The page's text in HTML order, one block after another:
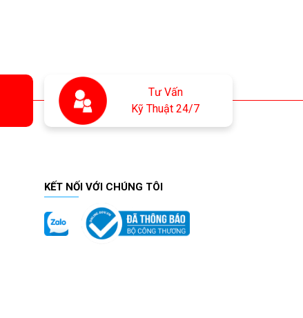
Tư Vấn
Kỹ Thuật 24/7
KẾT NỐI VỚI CHÚNG TÔI